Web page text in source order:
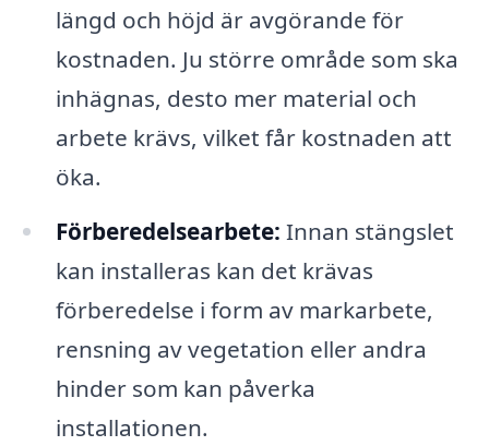
längd och höjd är avgörande för
kostnaden. Ju större område som ska
inhägnas, desto mer material och
arbete krävs, vilket får kostnaden att
öka.
Förberedelsearbete: Innan stängslet
kan installeras kan det krävas
förberedelse i form av markarbete,
rensning av vegetation eller andra
hinder som kan påverka
installationen.